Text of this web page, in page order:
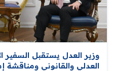
وزير العدل يستقبل السفير
العدلي والقانوني ومناقشة